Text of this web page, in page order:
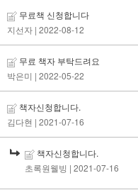
무료책 신청합니다
지선자 | 2022-08-12
무료 책자 부탁드려요
박은미 | 2022-05-22
책자신청합니다.
김다현 | 2021-07-16
책자신청합니다.
초록원웰빙 | 2021-07-16